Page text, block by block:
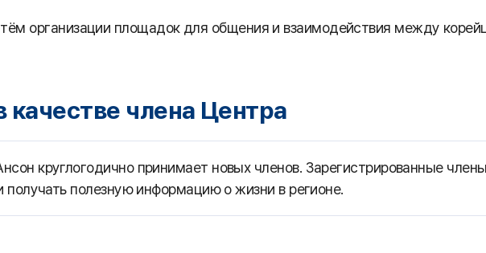
организации площадок для общения и взаимодействия между
члена Центра
круглогодично принимает новых членов. Зарегистрированные
получать полезную информацию о жизни в регионе.